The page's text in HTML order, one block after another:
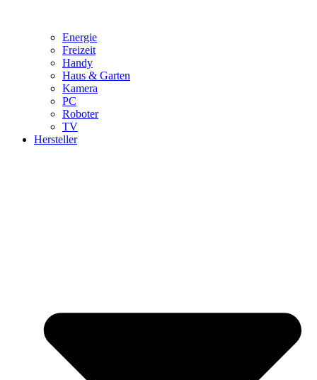
Energie
Freizeit
Handy
Haus & Garten
Kamera
PC
Roboter
TV
Hersteller